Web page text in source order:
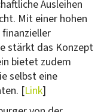
Ausleihen
Mit einer hohen
stärkt das Konzept
bietet zudem
selbst eine
[Link]